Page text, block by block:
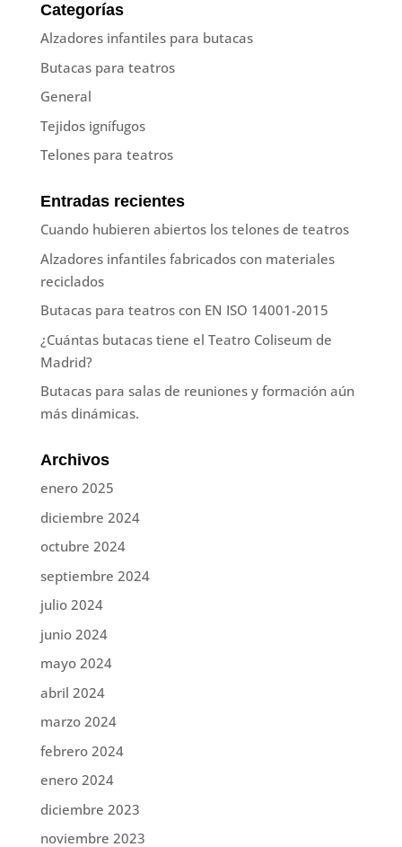
Categorías
Alzadores infantiles para butacas
Butacas para teatros
General
Tejidos ignífugos
Telones para teatros
Entradas recientes
Cuando hubieren abiertos los telones de teatros
Alzadores infantiles fabricados con materiales
reciclados
Butacas para teatros con EN ISO 14001-2015
¿Cuántas butacas tiene el Teatro Coliseum de
Madrid?
Butacas para salas de reuniones y formación aún
más dinámicas.
Archivos
enero 2025
diciembre 2024
octubre 2024
septiembre 2024
julio 2024
junio 2024
mayo 2024
abril 2024
marzo 2024
febrero 2024
enero 2024
diciembre 2023
noviembre 2023